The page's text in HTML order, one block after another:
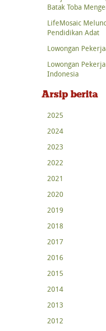
Batak Toba
LifeMosaic
Pendidikan Adat
Lowongan
Lowongan
Indonesia
Arsip berita
2025
2024
2023
2022
2021
2020
2019
2018
2017
2016
2015
2014
2013
2012